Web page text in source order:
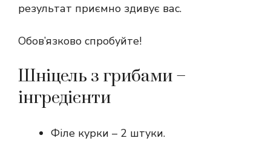
результат приємно здивує вас.
Обов’язково спробуйте!
Шніцель з грибами –
інгредієнти
Філе курки – 2 штуки.